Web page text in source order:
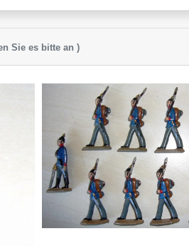
Sie es bitte an )